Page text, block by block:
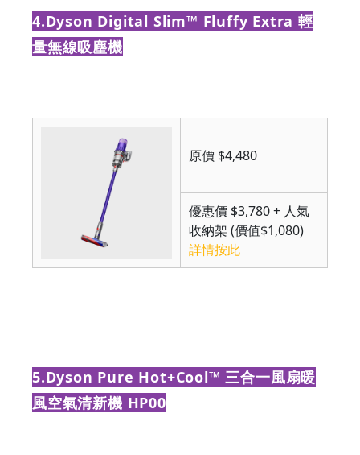
4.Dyson Digital Slim™ Fluffy Extra 輕
量無線吸塵機
原價 $4,480
優惠價 $3,780 + 人氣
收納架 (價值$1,080)
詳情按此
5.Dyson Pure Hot+Cool™ 三合一風扇暖
風空氣清新機 HP00